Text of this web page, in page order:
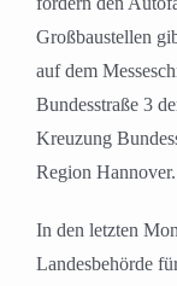
Großbaustellen
auf dem
Bundesstraße 3
Kreuzung
Region Hannover.
In den letzten
Landesbehörde